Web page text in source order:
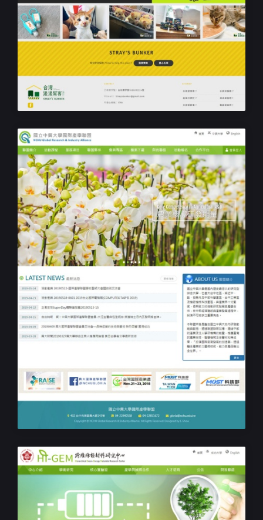
流浪動物協會網站設計
台灣浪浪幫客協會
產學中心網站專案設計規劃
中興大學國際產學聯盟